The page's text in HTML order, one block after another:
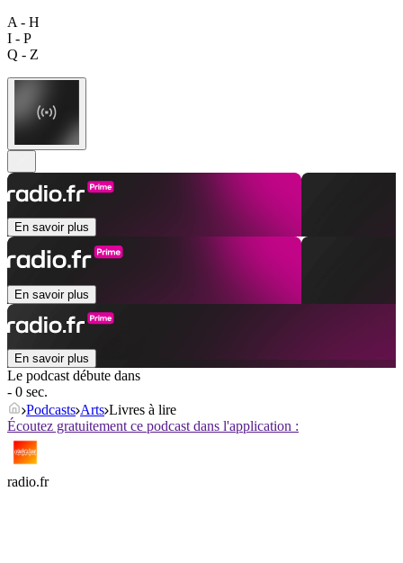
A - H
I - P
Q - Z
En savoir plus
En savoir plus
En savoir plus
Le podcast débute dans
- 0 sec.
Podcasts Arts Livres à lire
Écoutez gratuitement ce podcast dans l'application :
radio.fr